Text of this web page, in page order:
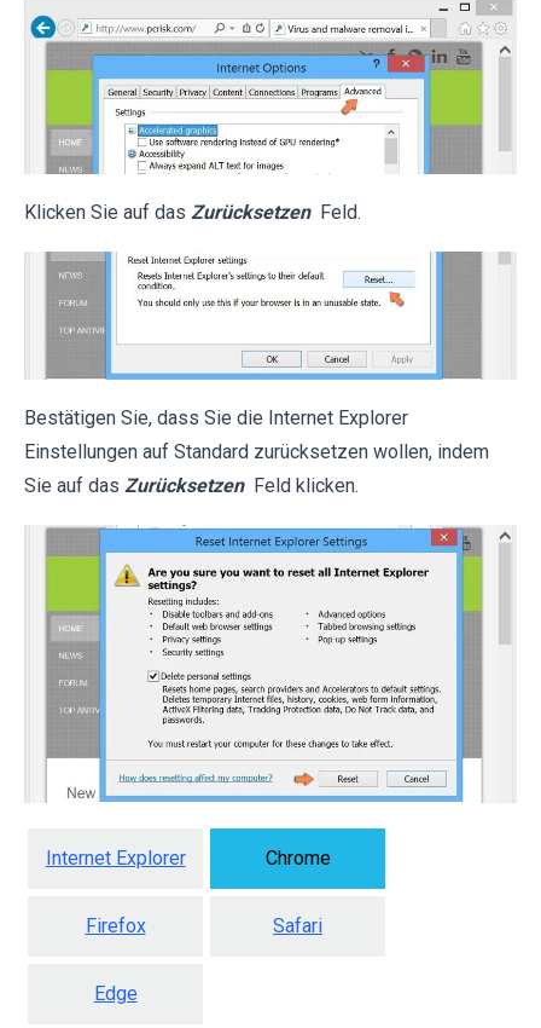
Klicken Sie auf das Zurücksetzen Feld.
Bestätigen Sie, dass Sie die Internet Explorer
Einstellungen auf Standard zurücksetzen wollen, indem
Sie auf das Zurücksetzen Feld klicken.
Internet Explorer Chrome
Firefox Safari
Edge